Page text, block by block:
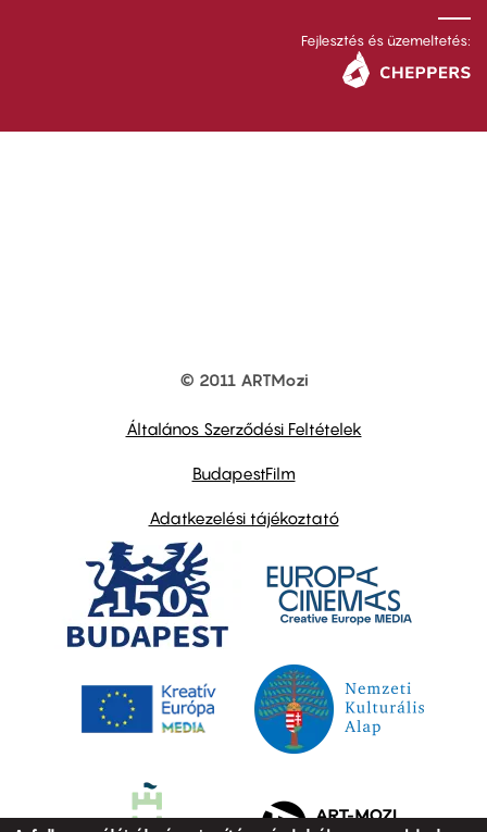
Fejlesztés és üzemeltetés:
© 2011 ARTMozi
Általános Szerződési Feltételek
BudapestFilm
Adatkezelési tájékoztató